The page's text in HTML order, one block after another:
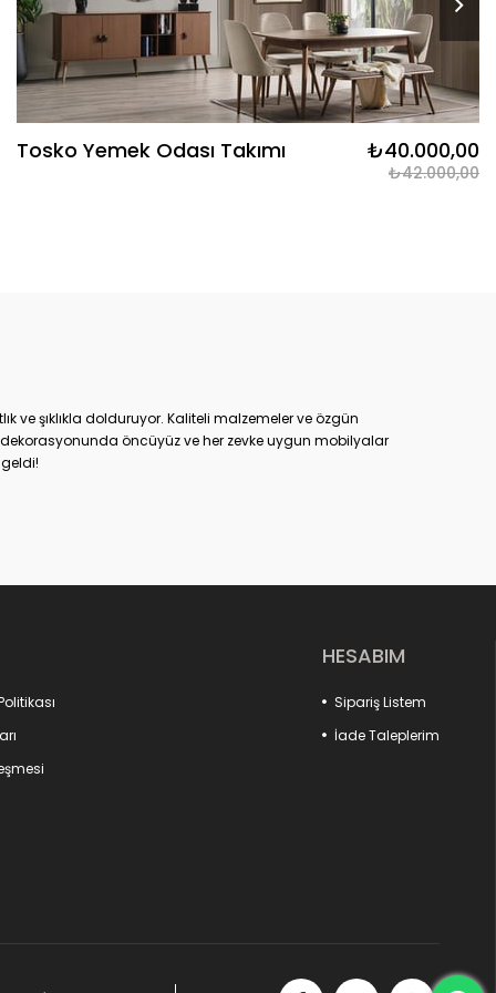
Tosko Yemek Odası Takımı ₺40.000,00
₺42.000,00
ve şıklıkla dolduruyor. Kaliteli malzemeler ve özgün
öncüyüz ve her zevke uygun mobilyalar
HESABIM
Sipariş Listem
İade Taleplerim